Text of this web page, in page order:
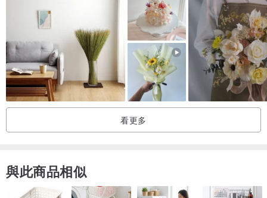
▸ 喜歡花的朋友
▸ 想給自己的小心意
🌿 花材：千日紅、新娘花、欒樹果、星辰、亞斯比亞、索拉花等
🌸 尺寸：約 高 25cm × 寬 15cm
🪶 保存期限：約 1–2 年（避免潮濕與陽光直射）
附品牌標籤與白色手提紙袋
看更多
與此商品相似